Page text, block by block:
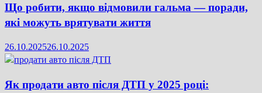
Що робити, якщо відмовили гальма — поради,
які можуть врятувати життя
26.10.202526.10.2025
Як продати авто після ДТП у 2025 році: